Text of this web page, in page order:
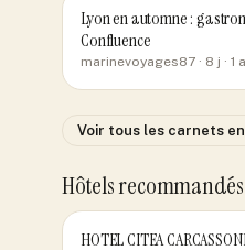
Lyon en automne :
Confluence
marinevoyages87 · 8 j · 1
Voir tous les carnets
Hôtels recommandés
HOTEL CITEA